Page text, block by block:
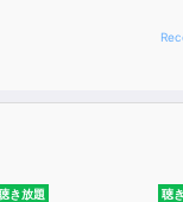
ルドはあなたを生
き放題 聴